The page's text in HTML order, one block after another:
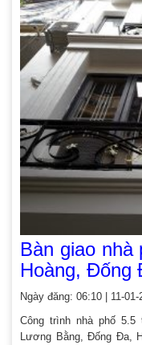
Bàn giao nhà
Hoàng, Đống
Ngày đăng: 06:10 | 11-
Công trình nhà phố
Lương Bằng, Đống Đa,